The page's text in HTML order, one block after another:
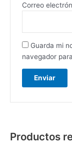
Correo
Guarda mi
navegador
Productos